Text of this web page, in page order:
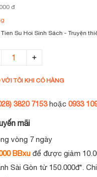
đ
Su Hoi Sinh Sách - Truyện
TÔI KHI CÓ HÀNG
3820 7153hoặc 0933
mãi
vòng 7 ngày
BBxu để được giảm
Sài Gòn từ 150.000đ*.